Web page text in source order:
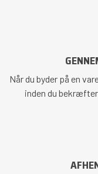
Når du byder på en
inden du bekræfter